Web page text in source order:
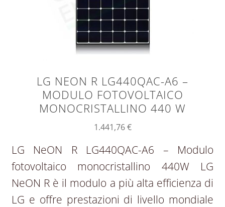
LG NEON R LG440QAC-A6 –
MODULO FOTOVOLTAICO
MONOCRISTALLINO 440 W
1.441,76€
LG NeON R LG440QAC-A6 – Modulo
fotovoltaico monocristallino 440W LG
NeON R è il modulo a più alta efficienza di
LG e offre prestazioni di livello mondiale